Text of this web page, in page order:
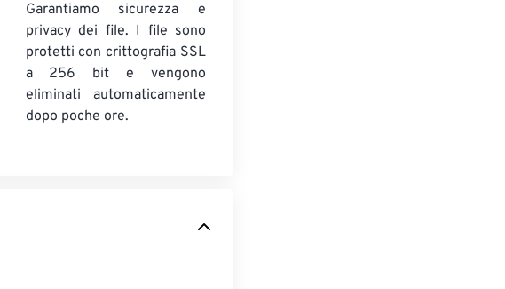
Garantiamo sicurezza e
privacy dei file. I file sono
protetti con crittografia SSL
a 256 bit e vengono
eliminati automaticamente
dopo poche ore.